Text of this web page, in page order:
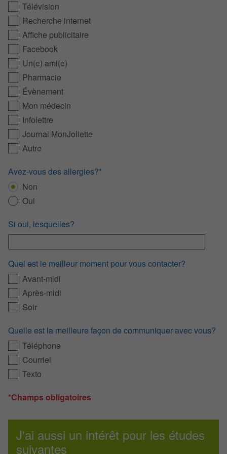
Télévision
Recherche internet
Affiche publicitaire
Facebook
Un(e) ami(e)
Pharmacie
Évènement
Mon médecin
Infolettre
Journal MonJoliette
Autre
Avez-vous des allergies?*
Non
Oui
Si oui, lesquelles?
Quel est le meilleur moment pour vous contacter?
Avant-midi
Après-midi
Soir
Quelle est la meilleure façon de communiquer avec vous?
Téléphone
Courriel
Texto
*Champs obligatoires
J'ai aussi un intérêt pour les études
suivantes